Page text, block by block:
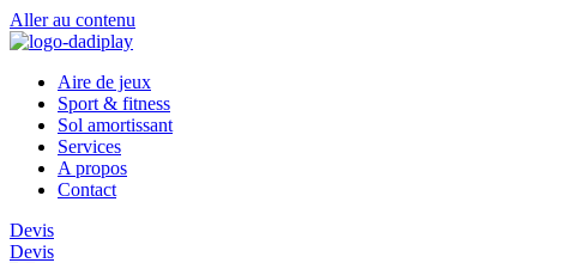
Aller au contenu
Aire de jeux
Sport & fitness
Sol amortissant
Services
A propos
Contact
Devis
Devis